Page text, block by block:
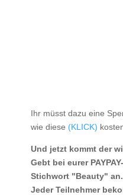
Ihr müsst dazu eine
wie diese (KLICK)
Und jetzt kommt der
Gebt bei eurer
Stichwort "Beauty" an.
Jeder Teilnehmer